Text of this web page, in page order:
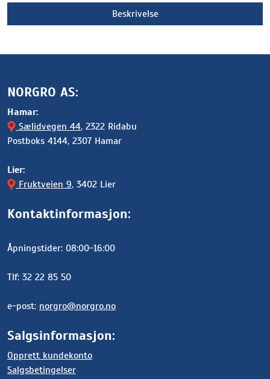
Beskrivelse
NORGRO AS:
Hamar:
Sælidvegen 44, 2322 Ridabu
Postboks 4144, 2307 Hamar
Lier:
Fruktveien 9, 3402 Lier
Kontaktinformasjon:
Åpningstider: 08:00-16:00
Tlf: 32 22 85 50
e-post: norgro@norgro.no
Salgsinformasjon:
Opprett kundekonto
Salgsbetingelser